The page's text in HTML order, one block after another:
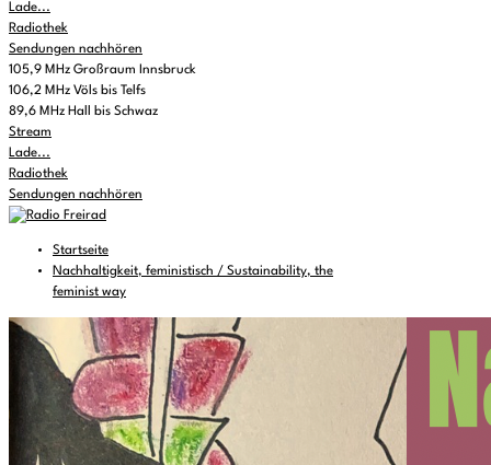
Lade...
Radiothek
Sendungen nachhören
105,9 MHz Großraum Innsbruck
106,2 MHz Völs bis Telfs
89,6 MHz Hall bis Schwaz
Stream
Lade...
Radiothek
Sendungen nachhören
Startseite
Nachhaltigkeit, feministisch / Sustainability, the
feminist way